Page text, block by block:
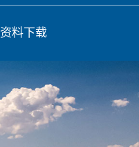
资料下载